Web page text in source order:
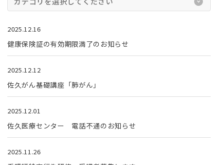
2025.12.16
健康保険証の有効期限満了のお知らせ
2025.12.12
佐久がん基礎講座「肺がん」
2025.12.01
佐久医療センター 電話不通のお知らせ
2025.11.26